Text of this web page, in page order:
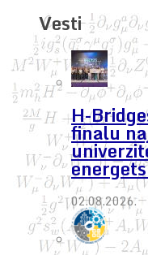
Vesti
H-
finalu
02.08.2026.